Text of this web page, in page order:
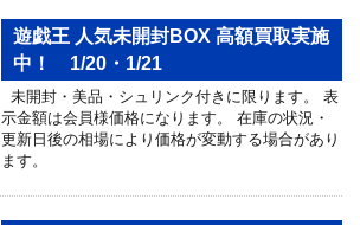
遊戯王 人気未開封BOX 高額買取実施
中！ 1/20・1/21
未開封・美品・シュリンク付きに限ります。 表
示金額は会員様価格になります。 在庫の状況・
更新日後の相場により価格が変動する場合があり
ます。